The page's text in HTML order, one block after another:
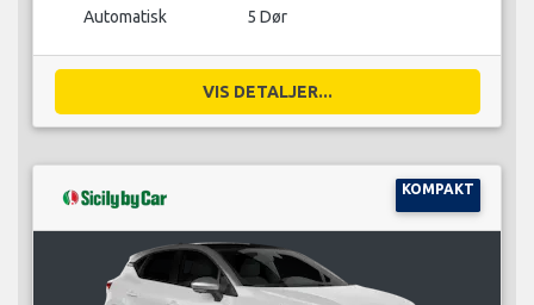
Automatisk 5 Dør
VIS DETALJER...
KOMPAKT